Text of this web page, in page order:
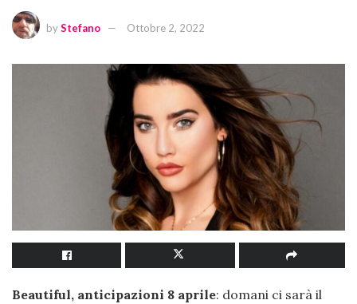
byStefano Ottobre 2, 2022
Beautiful, anticipazioni 8 aprile: domani ci sarà il